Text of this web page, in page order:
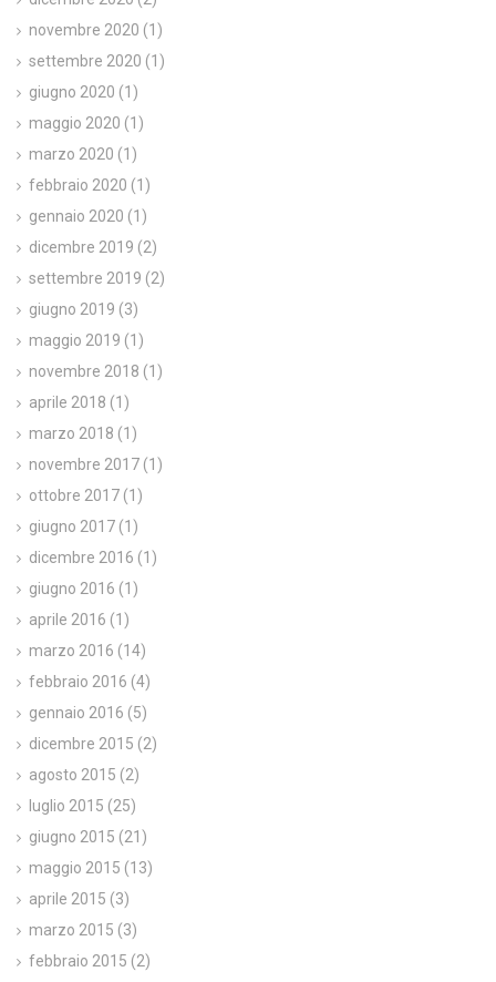
novembre 2020 (1)
settembre 2020 (1)
giugno 2020 (1)
maggio 2020 (1)
marzo 2020 (1)
febbraio 2020 (1)
gennaio 2020 (1)
dicembre 2019 (2)
settembre 2019 (2)
giugno 2019 (3)
maggio 2019 (1)
novembre 2018 (1)
aprile 2018 (1)
marzo 2018 (1)
novembre 2017 (1)
ottobre 2017 (1)
giugno 2017 (1)
dicembre 2016 (1)
giugno 2016 (1)
aprile 2016 (1)
marzo 2016 (14)
febbraio 2016 (4)
gennaio 2016 (5)
dicembre 2015 (2)
agosto 2015 (2)
luglio 2015 (25)
giugno 2015 (21)
maggio 2015 (13)
aprile 2015 (3)
marzo 2015 (3)
febbraio 2015 (2)